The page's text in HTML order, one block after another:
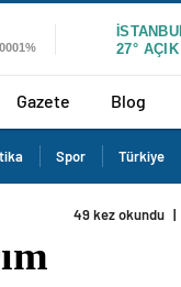
27° AÇIK
Gazete Blog
Spor Türkiye
49 kez okundu |